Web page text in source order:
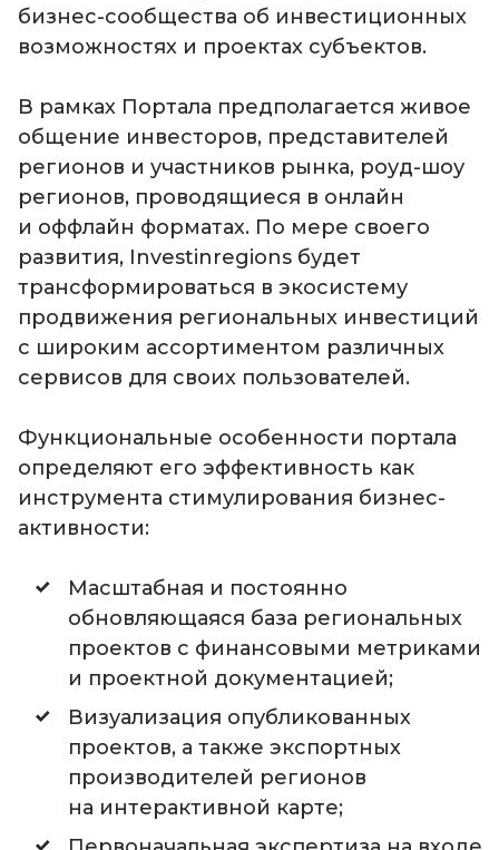
бизнес-сообщества об инвестиционных
возможностях и проектах субъектов.
В рамках Портала предполагается живое
общение инвесторов, представителей
регионов и участников рынка, роуд-шоу
регионов, проводящиеся в онлайн
и оффлайн форматах. По мере своего
развития, Investinregions будет
трансформироваться в экосистему
продвижения региональных инвестиций
с широким ассортиментом различных
сервисов для своих пользователей.
Функциональные особенности портала
определяют его эффективность как
инструмента стимулирования бизнес-
активности:
Масштабная и постоянно
обновляющаяся база региональных
проектов с финансовыми метриками
и проектной документацией;
Визуализация опубликованных
проектов, а также экспортных
производителей регионов
на интерактивной карте;